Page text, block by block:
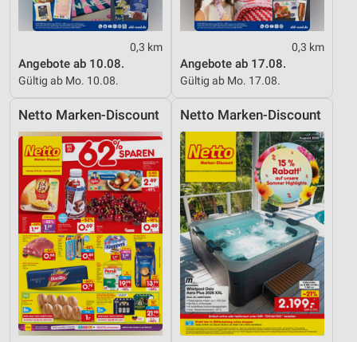
0,3 km
Angebote ab 10.08.
Gültig ab Mo. 10.08.
0,3 km
Angebote ab 17.08.
Gültig ab Mo. 17.08.
Netto Marken-Discount Netto Marken-Discount